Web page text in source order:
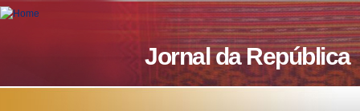
Skip to main content
Jornal da República